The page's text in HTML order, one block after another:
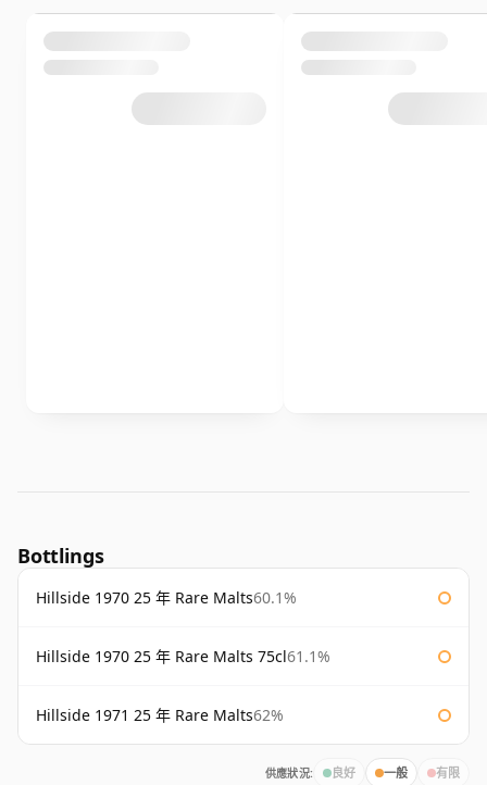
Bottlings
Hillside 1970 25 年 Rare Malts60.1%
Hillside 1970 25 年 Rare Malts 75cl61.1%
Hillside 1971 25 年 Rare Malts62%
供應狀況: 良好 一般 有限